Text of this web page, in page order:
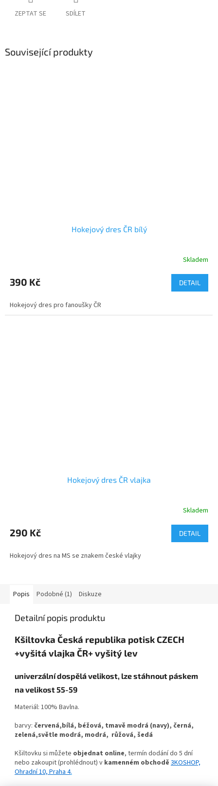
ZEPTAT SE SDÍLET
Související produkty
Hokejový dres ČR bílý
Skladem
390 Kč DETAIL
Hokejový dres pro fanoušky ČR
Hokejový dres ČR vlajka
Skladem
290 Kč DETAIL
Hokejový dres na MS se znakem české vlajky
Popis Podobné (1) Diskuze
Detailní popis produktu
Kšiltovka Česká republika potisk CZECH
+vyšitá vlajka ČR+ vyšitý lev
univerzální dospělá velikost, lze stáhnout páskem
na velikost 55-59
Materiál: 100% Bavlna.
barvy: červená,bílá, béžová, tmavě modrá (navy), černá,
zelená,světle modrá, modrá, růžová, šedá
Kšiltovku si můžete objednat online, termín dodání do 5 dní
nebo zakoupit (prohlédnout) v kamenném obchodě 3KOSHOP,
Ohradní 10, Praha 4.